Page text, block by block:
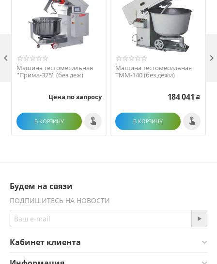
Машина тестомесильная
''Прима-375'' (без деж)
Цена по запросу
В КОРЗИНУ
Машина тестомесильная
ТММ-140 (без дежи)
184 041 Р
В КОРЗИНУ
 
Будем на связи
ПОДПИШИТЕСЬ НА НОВОСТИ
Кабинет клиента